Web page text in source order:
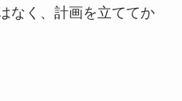
なく、計画を立ててか